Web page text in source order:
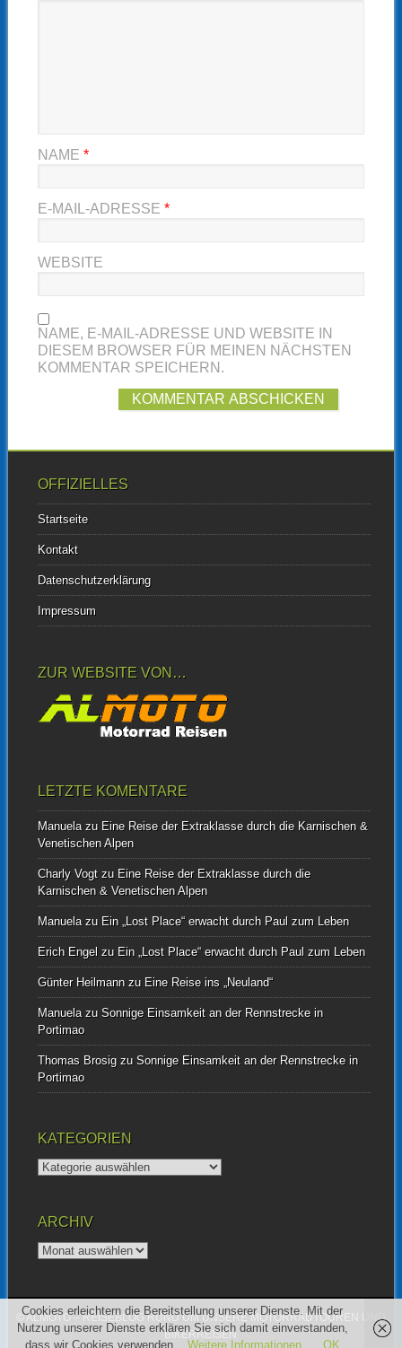
NAME *
E-MAIL-ADRESSE *
WEBSITE
NAME, E-MAIL-ADRESSE UND WEBSITE IN
DIESEM BROWSER FÜR MEINEN NÄCHSTEN
KOMMENTAR SPEICHERN.
OFFIZIELLES
Startseite
Kontakt
Datenschutzerklärung
Impressum
ZUR WEBSITE VON…
LETZTE KOMENTARE
Manuelazu Eine Reise der Extraklasse durch die Karnischen &
Venetischen Alpen
Charly Vogtzu Eine Reise der Extraklasse durch die
Karnischen & Venetischen Alpen
Manuelazu Ein „Lost Place“ erwacht durch Paul zum Leben
Erich Engelzu Ein „Lost Place“ erwacht durch Paul zum Leben
Günter Heilmannzu Eine Reise ins „Neuland“
Manuelazu Sonnige Einsamkeit an der Rennstrecke in
Portimao
Thomas Brosigzu Sonnige Einsamkeit an der Rennstrecke in
Portimao
KATEGORIEN
Kategorien
ARCHIV
Archiv
© ALMOTO – REISEBLOG RUND UM UNSERE MOTORRADTOUREN UND
BIKERREISEN
Cookies erleichtern die Bereitstellung unserer Dienste. Mit der
Nutzung unserer Dienste erklären Sie sich damit einverstanden,
dass wir Cookies verwenden.
Weitere Informationen OK